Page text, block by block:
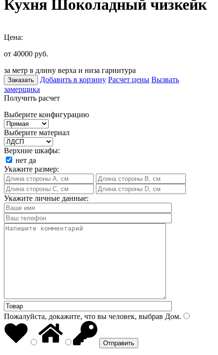
Кухня Шоколадный чизкейк
Цена:
от 40000 руб.
за метр в длину верха и низа гарнитура
Заказать Добавить в корзину Расчет цены Вызвать
замерщика
Получить расчет
Выберите конфигурацию
Выберите материал
Верхние шкафы:
нет да
Укажите размер:
Укажите личные данные:
Пожалуйста, докажите, что вы человек, выбрав Дом.